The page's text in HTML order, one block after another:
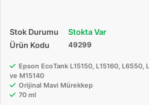
Stok Durumu
Stokta Var
Ürün Kodu
49299
Epson EcoTank L15150, L15160,
ve M15140
Orijinal Mavi Mürekkep
70 ml